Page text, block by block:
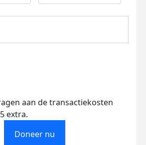
aan de transactiekosten
extra.
Doneer nu